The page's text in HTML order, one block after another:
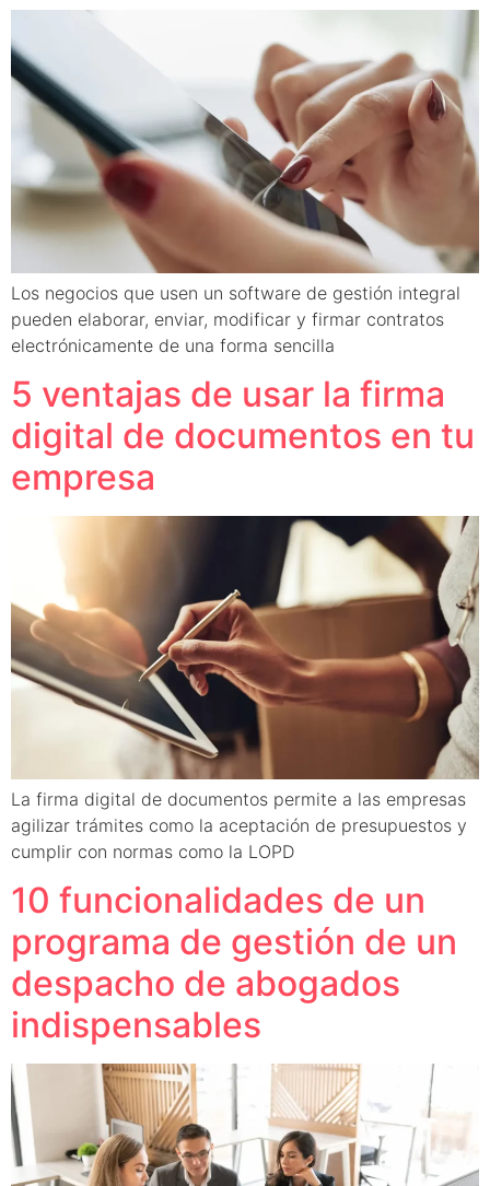
Los negocios que usen un software de gestión integral
pueden elaborar, enviar, modificar y firmar contratos
electrónicamente de una forma sencilla
5 ventajas de usar la firma
digital de documentos en tu
empresa
La firma digital de documentos permite a las empresas
agilizar trámites como la aceptación de presupuestos y
cumplir con normas como la LOPD
10 funcionalidades de un
programa de gestión de un
despacho de abogados
indispensables